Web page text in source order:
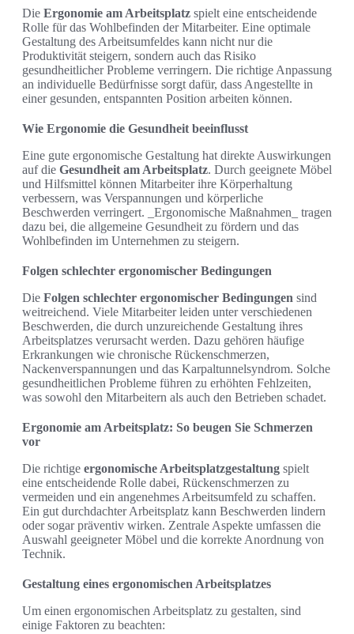
Die Ergonomie am Arbeitsplatz spielt eine entscheidende
Rolle für das Wohlbefinden der Mitarbeiter. Eine optimale
Gestaltung des Arbeitsumfeldes kann nicht nur die
Produktivität steigern, sondern auch das Risiko
gesundheitlicher Probleme verringern. Die richtige Anpassung
an individuelle Bedürfnisse sorgt dafür, dass Angestellte in
einer gesunden, entspannten Position arbeiten können.
Wie Ergonomie die Gesundheit beeinflusst
Eine gute ergonomische Gestaltung hat direkte Auswirkungen
auf die Gesundheit am Arbeitsplatz. Durch geeignete Möbel
und Hilfsmittel können Mitarbeiter ihre Körperhaltung
verbessern, was Verspannungen und körperliche
Beschwerden verringert. _Ergonomische Maßnahmen_ tragen
dazu bei, die allgemeine Gesundheit zu fördern und das
Wohlbefinden im Unternehmen zu steigern.
Folgen schlechter ergonomischer Bedingungen
Die Folgen schlechter ergonomischer Bedingungen sind
weitreichend. Viele Mitarbeiter leiden unter verschiedenen
Beschwerden, die durch unzureichende Gestaltung ihres
Arbeitsplatzes verursacht werden. Dazu gehören häufige
Erkrankungen wie chronische Rückenschmerzen,
Nackenverspannungen und das Karpaltunnelsyndrom. Solche
gesundheitlichen Probleme führen zu erhöhten Fehlzeiten,
was sowohl den Mitarbeitern als auch den Betrieben schadet.
Ergonomie am Arbeitsplatz: So beugen Sie Schmerzen
vor
Die richtige ergonomische Arbeitsplatzgestaltung spielt
eine entscheidende Rolle dabei, Rückenschmerzen zu
vermeiden und ein angenehmes Arbeitsumfeld zu schaffen.
Ein gut durchdachter Arbeitsplatz kann Beschwerden lindern
oder sogar präventiv wirken. Zentrale Aspekte umfassen die
Auswahl geeigneter Möbel und die korrekte Anordnung von
Technik.
Gestaltung eines ergonomischen Arbeitsplatzes
Um einen ergonomischen Arbeitsplatz zu gestalten, sind
einige Faktoren zu beachten: